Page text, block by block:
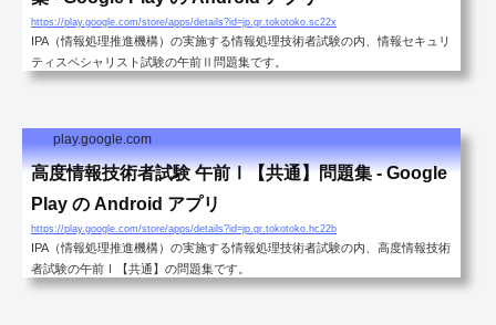
https://play.google.com/store/apps/details?id=jp.gr.tokotoko.sc22x
IPA（情報処理推進機構）の実施する情報処理技術者試験の内、情報セキュリ
ティスペシャリスト試験の午前Ⅱ問題集です。
play.google.com
高度情報技術者試験 午前Ⅰ【共通】問題集 - Google
Play の Android アプリ
https://play.google.com/store/apps/details?id=jp.gr.tokotoko.hc22b
IPA（情報処理推進機構）の実施する情報処理技術者試験の内、高度情報技術
者試験の午前Ⅰ【共通】の問題集です。